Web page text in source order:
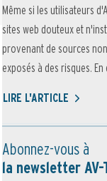
Même si les utilisateurs
sites web douteux et
provenant de sources
exposés à des risques.
LIRE L'ARTICLE
Abonnez-vous à
la newsletter AV-